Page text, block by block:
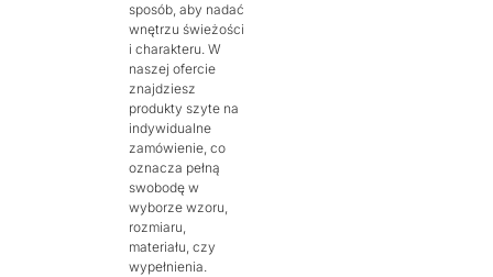
sposób, aby nadać
wnętrzu świeżości
i charakteru. W
naszej ofercie
znajdziesz
produkty szyte na
indywidualne
zamówienie, co
oznacza pełną
swobodę w
wyborze wzoru,
rozmiaru,
materiału, czy
wypełnienia.